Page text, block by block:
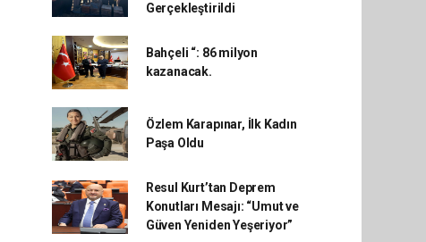
Gerçekleştirildi
Bahçeli “: 86 milyon
kazanacak.
Özlem Karapınar, İlk Kadın
Paşa Oldu
Resul Kurt’tan Deprem
Konutları Mesajı: “Umut ve
Güven Yeniden Yeşeriyor”